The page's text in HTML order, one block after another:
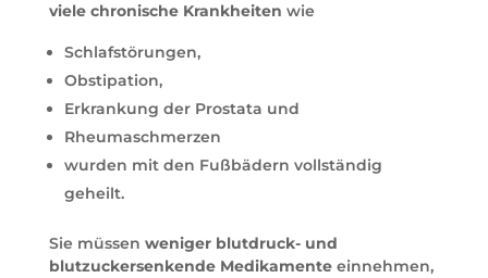
viele chronische Krankheiten wie
Schlafstörungen,
Obstipation,
Erkrankung der Prostata und
Rheumaschmerzen
wurden mit den Fußbädern vollständig
geheilt.
Sie müssen weniger blutdruck- und
blutzuckersenkende Medikamenteeinnehmen,